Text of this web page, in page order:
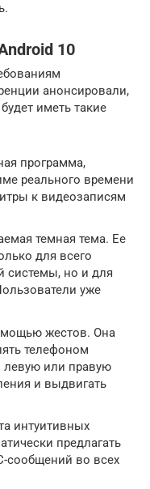
10
анонсировали,
иметь такие
программа,
реального времени
к видеозаписям
темная тема. Ее
для всего
системы, но и для
уже
жестов. Она
телефоном
левую или правую
и выдвигать
интуитивных
предлагать
сообщений во всех